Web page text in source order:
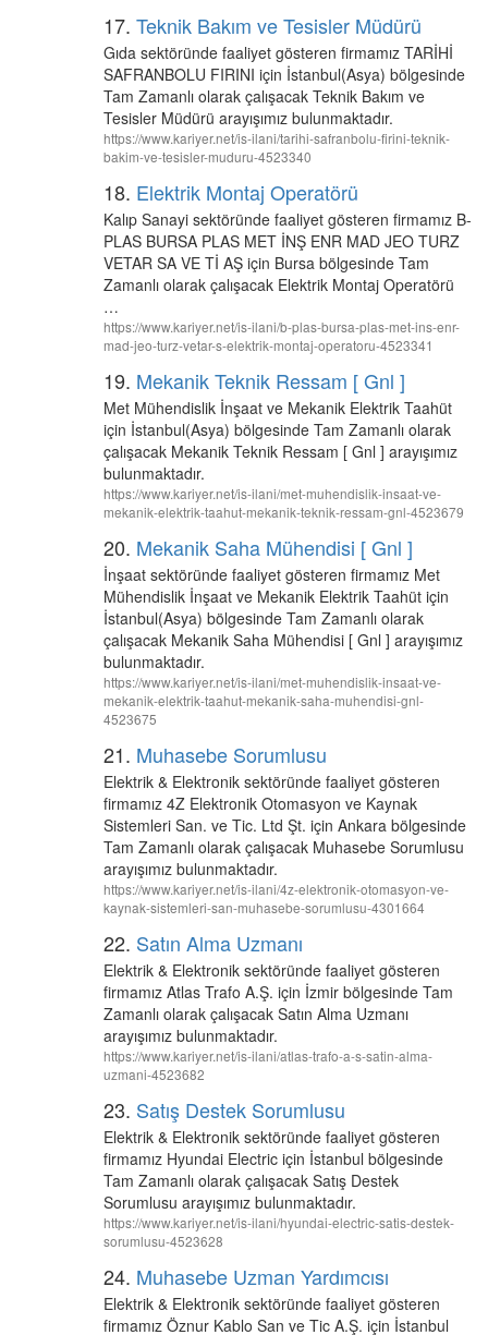
17. Teknik Bakım ve Tesisler Müdürü
Gıda sektöründe faaliyet gösteren firmamız TARİHİ
SAFRANBOLU FIRINI için İstanbul(Asya) bölgesinde
Tam Zamanlı olarak çalışacak Teknik Bakım ve
Tesisler Müdürü arayışımız bulunmaktadır.
https://www.kariyer.net/is-ilani/tarihi-safranbolu-firini-teknik-
bakim-ve-tesisler-muduru-4523340
18. Elektrik Montaj Operatörü
Kalıp Sanayi sektöründe faaliyet gösteren firmamız B-
PLAS BURSA PLAS MET İNŞ ENR MAD JEO TURZ
VETAR SA VE Tİ AŞ için Bursa bölgesinde Tam
Zamanlı olarak çalışacak Elektrik Montaj Operatörü
…
https://www.kariyer.net/is-ilani/b-plas-bursa-plas-met-ins-enr-
mad-jeo-turz-vetar-s-elektrik-montaj-operatoru-4523341
19. Mekanik Teknik Ressam [ Gnl ]
Met Mühendislik İnşaat ve Mekanik Elektrik Taahüt
için İstanbul(Asya) bölgesinde Tam Zamanlı olarak
çalışacak Mekanik Teknik Ressam [ Gnl ] arayışımız
bulunmaktadır.
https://www.kariyer.net/is-ilani/met-muhendislik-insaat-ve-
mekanik-elektrik-taahut-mekanik-teknik-ressam-gnl-4523679
20. Mekanik Saha Mühendisi [ Gnl ]
İnşaat sektöründe faaliyet gösteren firmamız Met
Mühendislik İnşaat ve Mekanik Elektrik Taahüt için
İstanbul(Asya) bölgesinde Tam Zamanlı olarak
çalışacak Mekanik Saha Mühendisi [ Gnl ] arayışımız
bulunmaktadır.
https://www.kariyer.net/is-ilani/met-muhendislik-insaat-ve-
mekanik-elektrik-taahut-mekanik-saha-muhendisi-gnl-
4523675
21. Muhasebe Sorumlusu
Elektrik & Elektronik sektöründe faaliyet gösteren
firmamız 4Z Elektronik Otomasyon ve Kaynak
Sistemleri San. ve Tic. Ltd Şt. için Ankara bölgesinde
Tam Zamanlı olarak çalışacak Muhasebe Sorumlusu
arayışımız bulunmaktadır.
https://www.kariyer.net/is-ilani/4z-elektronik-otomasyon-ve-
kaynak-sistemleri-san-muhasebe-sorumlusu-4301664
22. Satın Alma Uzmanı
Elektrik & Elektronik sektöründe faaliyet gösteren
firmamız Atlas Trafo A.Ş. için İzmir bölgesinde Tam
Zamanlı olarak çalışacak Satın Alma Uzmanı
arayışımız bulunmaktadır.
https://www.kariyer.net/is-ilani/atlas-trafo-a-s-satin-alma-
uzmani-4523682
23. Satış Destek Sorumlusu
Elektrik & Elektronik sektöründe faaliyet gösteren
firmamız Hyundai Electric için İstanbul bölgesinde
Tam Zamanlı olarak çalışacak Satış Destek
Sorumlusu arayışımız bulunmaktadır.
https://www.kariyer.net/is-ilani/hyundai-electric-satis-destek-
sorumlusu-4523628
24. Muhasebe Uzman Yardımcısı
Elektrik & Elektronik sektöründe faaliyet gösteren
firmamız Öznur Kablo San ve Tic A.Ş. için İstanbul